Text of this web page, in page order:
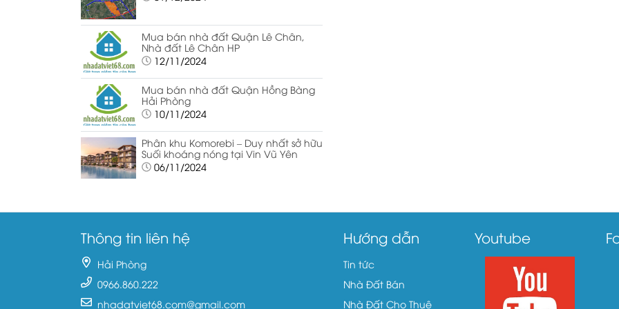
Mua bán nhà đất Quận Lê Chân,
Nhà đất Lê Chân HP
12/11/2024
Mua bán nhà đất Quận Hồng Bàng
Hải Phòng
10/11/2024
Phân khu Komorebi – Duy nhất sở hữu
Suối khoáng nóng tại Vin Vũ Yên
06/11/2024
Thông tin liên hệ
Hải Phòng
0966.860.222
nhadatviet68.com@gmail.com
Hướng dẫn
Tin tức
Nhà Đất Bán
Nhà Đất Cho Thuê
Youtube